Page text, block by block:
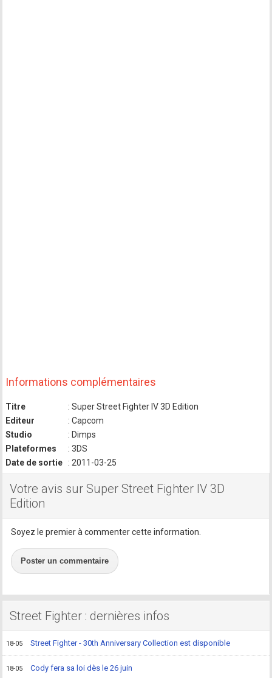
Informations complémentaires
Titre
: Super Street Fighter IV 3D Edition
Editeur
: Capcom
Studio
: Dimps
Plateformes
: 3DS
Date de sortie
: 2011-03-25
Votre avis sur Super Street Fighter IV 3D
Edition
Soyez le premier à commenter cette information.
Poster un commentaire
Street Fighter : dernières infos
18-05 Street Fighter - 30th Anniversary Collection est disponible
18-05 Cody fera sa loi dès le 26 juin